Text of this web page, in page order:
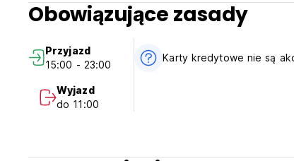
Mamy wspaniałą salę telewizyjną z DVD,
wspólnych komputerach oraz bezpłatny sygnał Wi-
Czy chcesz zarezerwować wycieczkę lub autobus? A
Albo dowiedzieć się o najlepszych imprezach i
najlepiej wykorzystać swój czas w Buenos Aires!
Należy pamiętać, że ze względu na duże wahania
Hostelworld wyświetla referencyjny kurs Bloomberg,
który jest znacznie wyższy. Dlatego stawki są
Obowiązujące zasady
Przyjazd
15:00 - 23:00
Wyjazd
do 11:00
Karty kredytowe nie są